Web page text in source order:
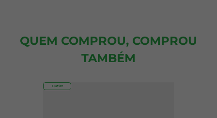
QUEM COMPROU, COMPROU
TAMBÉM
Outlet